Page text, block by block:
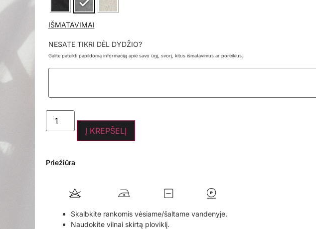
IŠMATAVIMAI
NESATE TIKRI DĖL DYDŽIO?
Galite pateikti papildomą informaciją apie savo ūgį, svorį, kitus išmatavimus ar poreikius.
Į KREPŠELĮ
Priežiūra
Skalbkite rankomis vėsiame/šaltame vandenyje.
Naudokite vilnai skirtą ploviklį.